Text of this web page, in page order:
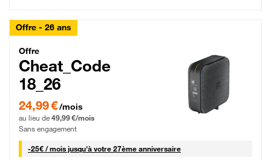
Offre - 26 ans
Cheat_Code Fibre_18_26
Offre
Cheat_Code
18_26
24,99 € par mois pendant 0 mois puis 49,99 € par mois, Sans engagement
24,99 €/mois
au lieu de 49,99 €/mois
Sans engagement
-25€ / mois25 € par mois
jusqu'à votre 27ème anniversaire